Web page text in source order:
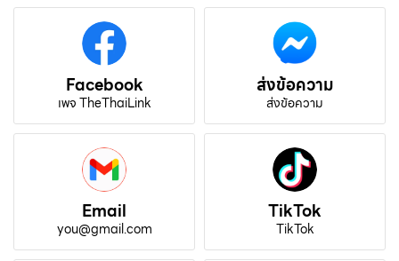
Facebook
เพจ TheThaiLink
ส่งข้อความ
ส่งข้อความ
Email
you@gmail.com
TikTok
TikTok